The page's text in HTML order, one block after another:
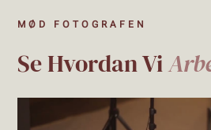
MØD FOTOGRAFEN
Se Hvordan Vi